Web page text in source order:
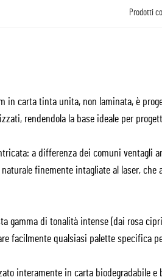
Prodotti
carta tinta unita, non laminata, è
rendendola la base ideale per
a differenza dei comuni ventagli
finemente intagliate al laser,
gamma di tonalità intense (dai rosa
facilmente qualsiasi palette specifica
interamente in carta biodegradabile